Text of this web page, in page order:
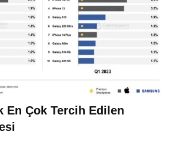
En Çok Tercih Edilen